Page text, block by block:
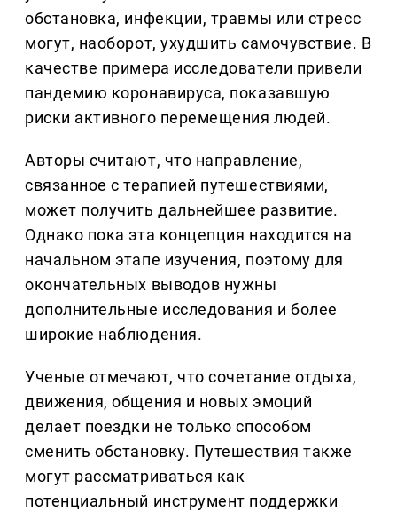
обстановка, инфекции, травмы или стресс
могут, наоборот, ухудшить самочувствие. В
качестве примера исследователи привели
пандемию коронавируса, показавшую
риски активного перемещения людей.
Авторы считают, что направление,
связанное с терапией путешествиями,
может получить дальнейшее развитие.
Однако пока эта концепция находится на
начальном этапе изучения, поэтому для
окончательных выводов нужны
дополнительные исследования и более
широкие наблюдения.
Ученые отмечают, что сочетание отдыха,
движения, общения и новых эмоций
делает поездки не только способом
сменить обстановку. Путешествия также
могут рассматриваться как
потенциальный инструмент поддержки